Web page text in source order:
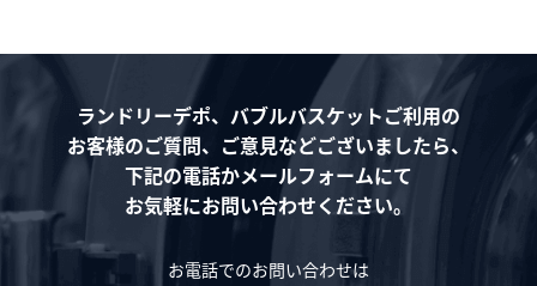
ランドリーデポ、バブルバスケットご利用の
お客様のご質問、ご意見などございましたら、
下記の電話かメールフォームにて
お気軽にお問い合わせください。
お電話でのお問い合わせは